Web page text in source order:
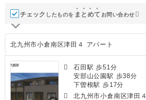
チェック したものを ま と めて お問い合わせ
北九州市小倉南区津田４ アパート
石田駅 歩51分
安部山公園駅 歩38分
下曽根駅 歩17分
北九州市小倉南区津田４